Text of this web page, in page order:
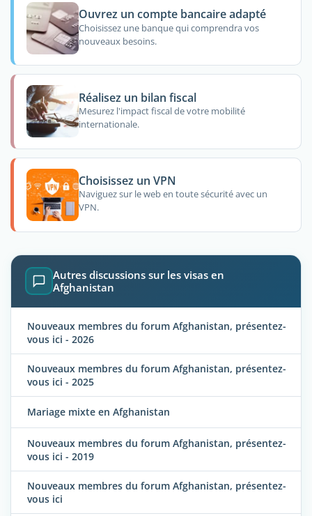
Ouvrez un compte bancaire adapté
Choisissez une banque qui comprendra vos
nouveaux besoins.
Réalisez un bilan fiscal
Mesurez l'impact fiscal de votre mobilité
internationale.
Choisissez un VPN
Naviguez sur le web en toute sécurité avec un
VPN.
Autres discussions sur les visas en
Afghanistan
Nouveaux membres du forum Afghanistan, présentez-
vous ici - 2026
Nouveaux membres du forum Afghanistan, présentez-
vous ici - 2025
Mariage mixte en Afghanistan
Nouveaux membres du forum Afghanistan, présentez-
vous ici - 2019
Nouveaux membres du forum Afghanistan, présentez-
vous ici